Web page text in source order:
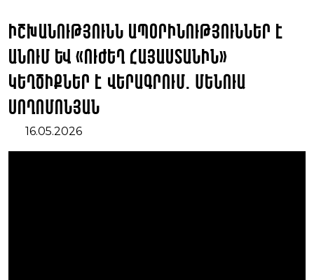
Իշխանությունն ապօրինություններ է
անում և «Ուժեղ Հայաստանին»
կեղծիքներ է վերագրում. Մենուա
Սողոմոնյան
16.05.2026